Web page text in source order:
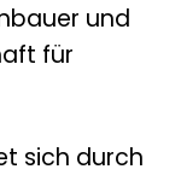
und
für
sich durch